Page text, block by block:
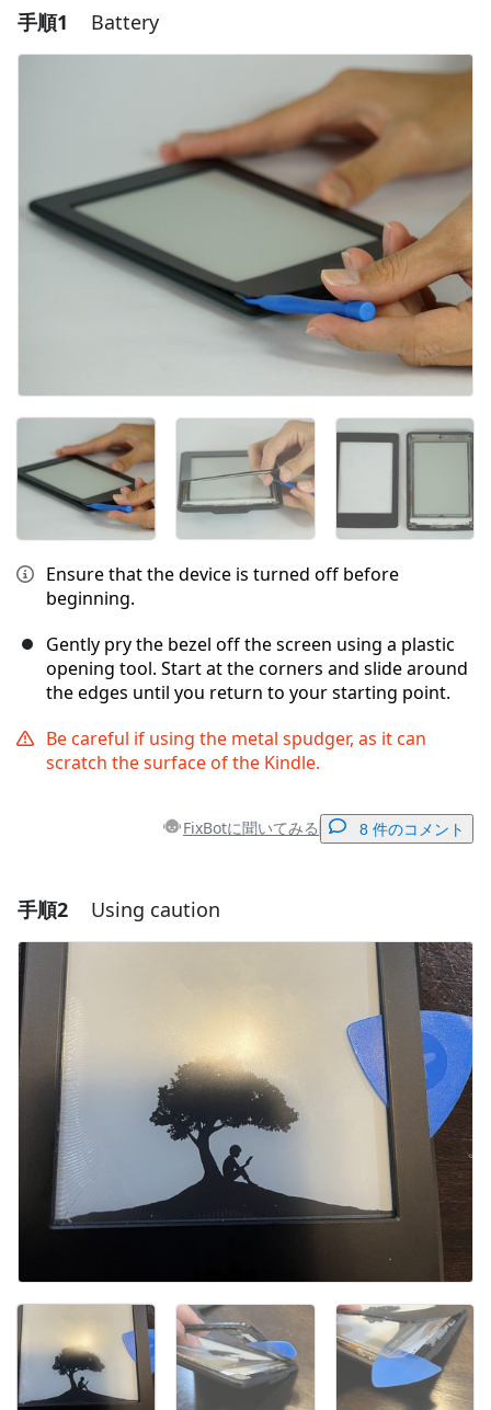
手順1 Battery
Ensure that the device is turned off before
beginning.
Gently pry the bezel off the screen using a plastic
opening tool. Start at the corners and slide around
the edges until you return to your starting point.
Be careful if using the metal spudger, as it can
scratch the surface of the Kindle.
FixBotに聞いてみる 8 件のコメント
コメントを追加
コメントを追加
キャンセル コメントを投稿
手順2 Using caution